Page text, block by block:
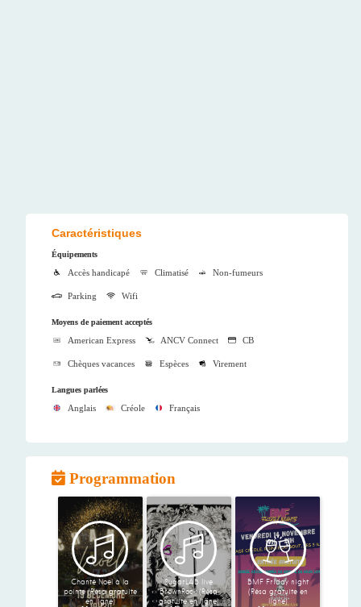
Caractéristiques
Équipements
Accès handicapé Climatisé Non-fumeurs
Parking Wifi
Moyens de paiement acceptés
American Express ANCV Connect CB
Chèques vacances Espèces Virement
Langues parlées
Anglais Créole Français
Programmation
Chanté Noel à la
pointe (Résa gratuite
en ligne)
SugarLAB live
BrownRock (Résa
gratuite en ligne)
BMF Friday night
(Résa gratuite en
ligne)